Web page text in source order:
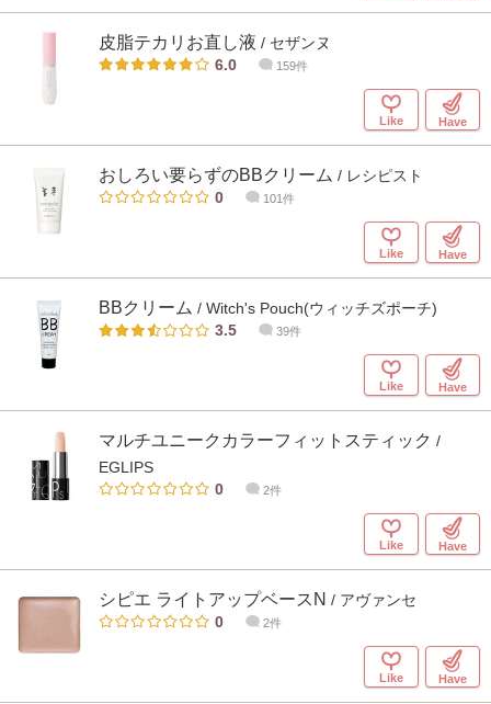
皮脂テカリお直し液 / セザンヌ
6.0
159件
Like Have
おしろい要らずのBBクリーム / レシピスト
0
101件
Like Have
BBクリーム / Witch's Pouch(ウィッチズポーチ)
3.5
39件
Like Have
マルチユニークカラーフィットスティック /
EGLIPS
0
2件
Like Have
シピエ ライトアップベースN / アヴァンセ
0
2件
Like Have